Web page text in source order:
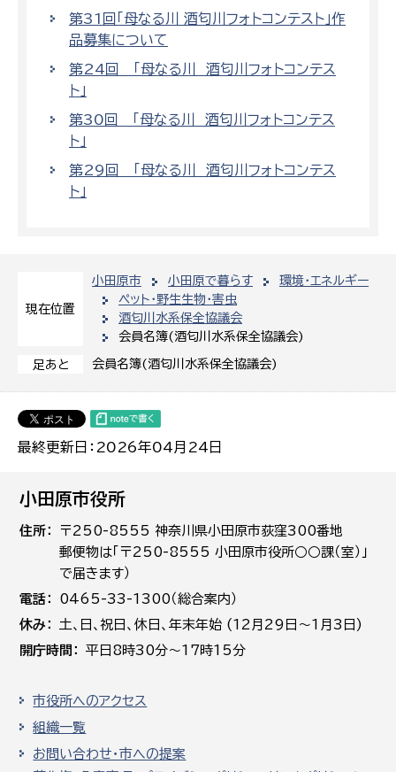
現在位置
小田原市 小田原で暮らす
環境・エネルギー
ペット・野生生物・害虫
酒匂川水系保全協議会
会員名簿(酒匂川水系保全協議会)
足あと 会員名簿(酒匂川水系保全協議会)
最終更新日：2026年04月24日
第31回「母なる川 酒匂川フォトコンテスト」作
品募集について
第24回 「母なる川 酒匂川フォトコンテス
ト」
第30回 「母なる川 酒匂川フォトコンテス
ト」
第29回 「母なる川 酒匂川フォトコンテス
ト」
小田原市役所
住所
〒250-8555 神奈川県小田原市荻窪300番地
郵便物は「〒250-8555 小田原市役所○○課（室）」
で届きます）
電話
0465-33-1300（総合案内）
休み
土､日､祝日、休日、年末年始 (12月29日～1月3日)
開庁時間
平日8時30分～17時15分
市役所へのアクセス
組織一覧
お問い合わせ・市への提案